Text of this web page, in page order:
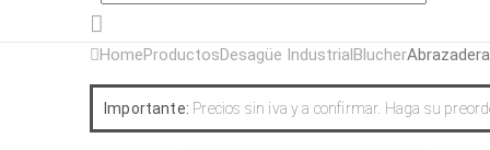
HomeProductosDesagüe IndustrialBlucher
Importante: Precios sin iva y a confirmar. Haga su